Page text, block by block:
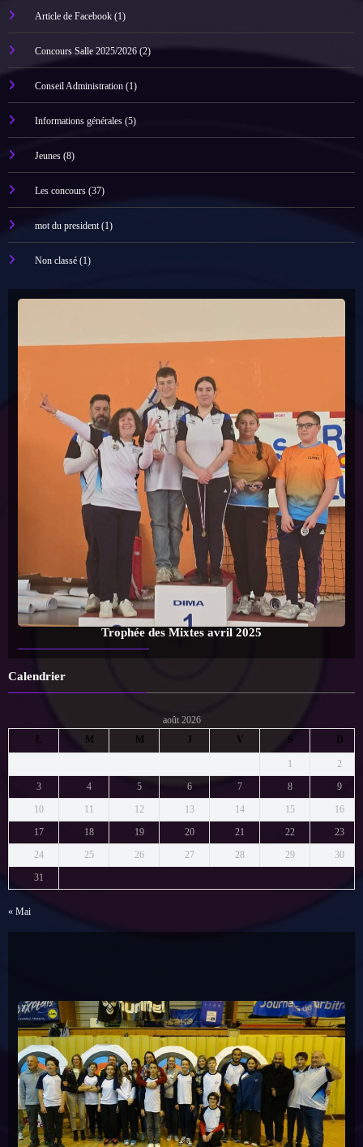
Article de Facebook(1)
Concours Salle 2025/2026(2)
Conseil Administration(1)
Informations générales(5)
Jeunes(8)
Les concours(37)
mot du president(1)
Non classé(1)
Trophée des Mixtes avril 2025
Calendrier
août 2026
L
M M J V S D
1
2
3
4 5 6 7 8
9
10
11 12 13 14 15
16
17
18 19 20 21 22
23
24
25 26 27 28 29
30
31
« Mai